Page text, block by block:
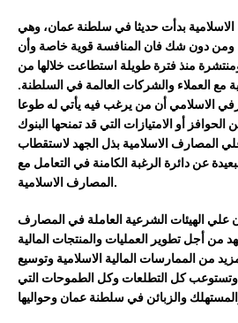
الاسلامية بدأت حديثا في سلطنة عمان، وهي
ومن دون شك فان المنافسة قوية خاصة وأن
منذ فترة طويلة استطاعت خلالها من
العملاء والشركات العالمة في السلطنة.
الاسلامي أن من يرغب فيه يأتي له طوعا
الحوافز أو الامتيازات التي قد تمنحها البنوك
المصارف الاسلامية بذل الجهد لاستقطاب
عن دائرة الرغبة الكامنة في التعامل مع
المصارف الاسلامية.
الهيئات الشرعية العاملة في المصارف
من أجل تطوير العمليات والمنتجات المالية
من الممارسات المالية الاسلامية وتوسيع
كل التطلعات وكل الطموحات التي